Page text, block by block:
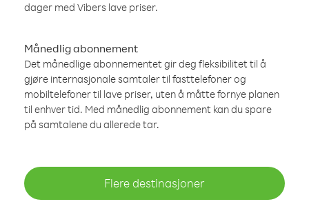
dager med Vibers lave priser.
Månedlig abonnement
Det månedlige abonnementet gir deg fleksibilitet til å
gjøre internasjonale samtaler til fasttelefoner og
mobiltelefoner til lave priser, uten å måtte fornye planen
til enhver tid. Med månedlig abonnement kan du spare
på samtalene du allerede tar.
Flere destinasjoner